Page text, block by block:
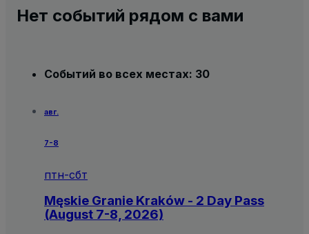
Нет событий рядом с вами
Событий во всех местах: 30
авг.
7-8
птн-сбт
Męskie Granie Kraków - 2 Day Pass
(August 7-8, 2026)